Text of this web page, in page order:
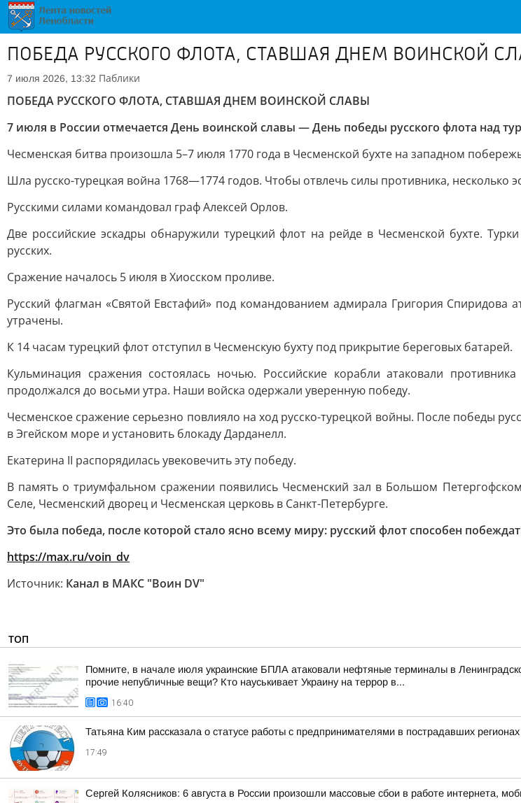
ПОБЕДА РУССКОГО ФЛОТА, СТАВШАЯ ДНЕМ ВОИНСКОЙ
7 июля 2026, 13:32 Паблики
ПОБЕДА РУССКОГО ФЛОТА, СТАВШАЯ ДНЕМ ВОИНСКОЙ СЛАВЫ
7 июля в России отмечается День воинской славы — День победы русского флота над
Чесменская битва произошла 5–7 июля 1770 года в Чесменской бухте на западном
Шла русско-турецкая война 1768—1774 годов. Чтобы отвлечь силы противника,
Русскими силами командовал граф Алексей Орлов.
Две российские эскадры обнаружили турецкий флот на рейде в Чесменской бухте.
русских.
Сражение началось 5 июля в Хиосском проливе.
Русский флагман «Святой Евстафий» под командованием адмирала Григория Спиридова
утрачены.
К 14 часам турецкий флот отступил в Чесменскую бухту под прикрытие береговых батарей.
Кульминация сражения состоялась ночью. Российские корабли атаковали
продолжался до восьми утра. Наши войска одержали уверенную победу.
Чесменское сражение серьезно повлияло на ход русско-турецкой войны. После победы
в Эгейском море и установить блокаду Дарданелл.
Екатерина II распорядилась увековечить эту победу.
В память о триумфальном сражении появились Чесменский зал в Большом
Селе, Чесменский дворец и Чесменская церковь в Санкт-Петербурге.
Это была победа, после которой стало ясно всему миру: русский флот способен
https://max.ru/voin_dv
Источник: Канал в МАКС "Воин DV"
ТОП
Помните, в начале июля украинские БПЛА атаковали нефтяные терминалы в
прочие непубличные вещи? Кто науськивает Украину на террор в...
16:40
Татьяна Ким рассказала о статусе работы с предпринимателями в пострадавших регионах
17:49
Сергей Колясников: 6 августа в России произошли массовые сбои в работе интернета,